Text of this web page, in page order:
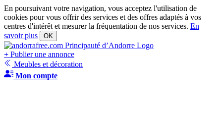
En poursuivant votre navigation, vous acceptez l'utilisation de
cookies pour vous offrir des services et des offres adaptés à vos
centres d'intérêt et mesurer la fréquentation de nos services. En
savoir plus
OK
+ Publier une annonce
Meubles et décoration
Mon compte